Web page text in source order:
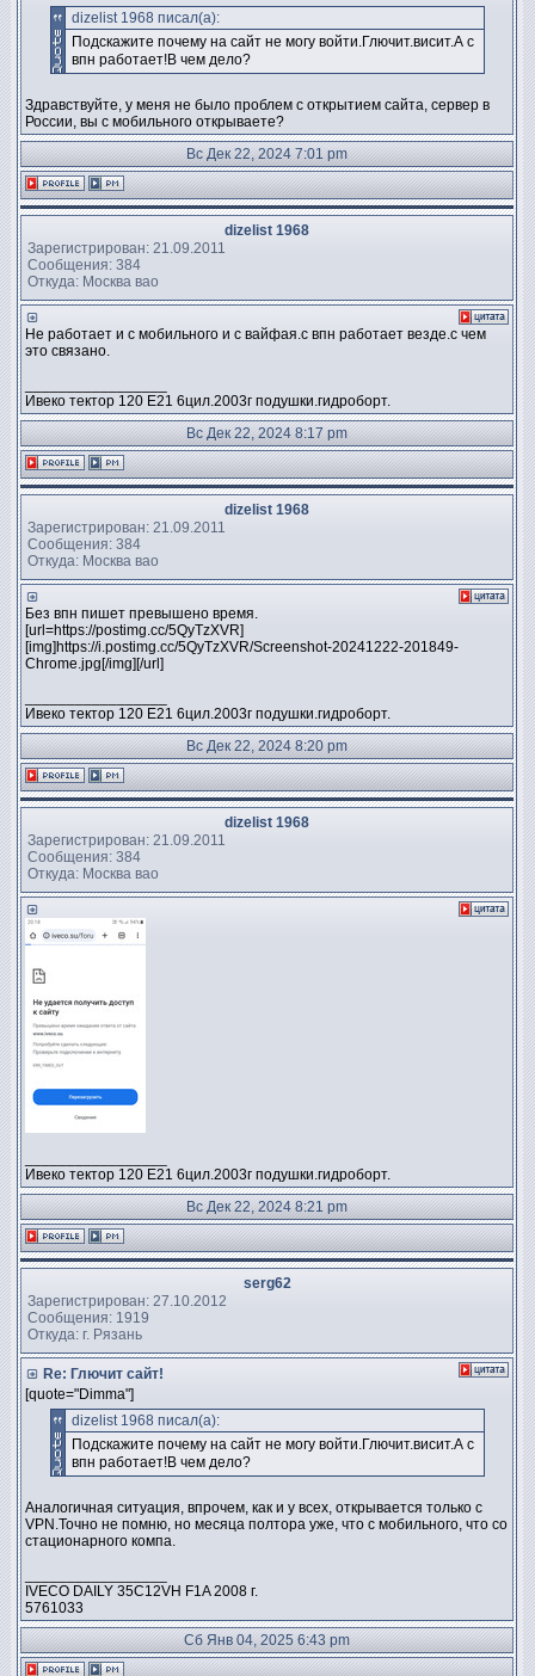
dizelist 1968 писал(а):
Подскажите почему на сайт не могу войти.Глючит.висит.А с
впн работает!В чем дело?
Здравствуйте, у меня не было проблем с открытием сайта, сервер в
России, вы с мобильного открываете?
Вс Дек 22, 2024 7:01 pm
dizelist 1968
Зарегистрирован: 21.09.2011
Сообщения: 384
Откуда: Москва вао
Не работает и с мобильного и с вайфая.с впн работает везде.с чем
это связано.
Ивеко тектор 120 Е21 6цил.2003г подушки.гидроборт.
Вс Дек 22, 2024 8:17 pm
dizelist 1968
Зарегистрирован: 21.09.2011
Сообщения: 384
Откуда: Москва вао
Без впн пишет превышено время.
[url=https://postimg.cc/5QyTzXVR]
[img]https://i.postimg.cc/5QyTzXVR/Screenshot-20241222-201849-
Chrome.jpg[/img][/url]
Ивеко тектор 120 Е21 6цил.2003г подушки.гидроборт.
Вс Дек 22, 2024 8:20 pm
dizelist 1968
Зарегистрирован: 21.09.2011
Сообщения: 384
Откуда: Москва вао
Ивеко тектор 120 Е21 6цил.2003г подушки.гидроборт.
Вс Дек 22, 2024 8:21 pm
serg62
Зарегистрирован: 27.10.2012
Сообщения: 1919
Откуда: г. Рязань
Re: Глючит сайт!
[quote="Dimma"]
dizelist 1968 писал(а):
Подскажите почему на сайт не могу войти.Глючит.висит.А с
впн работает!В чем дело?
Аналогичная ситуация, впрочем, как и у всех, открывается только с
VPN.Точно не помню, но месяца полтора уже, что с мобильного, что со
стационарного компа.
IVECO DAILY 35C12VH F1A 2008 г.
5761033
Сб Янв 04, 2025 6:43 pm